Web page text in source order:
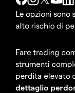
Le opzioni sono
alto rischio di
Fare trading
strumenti
perdita elevato
dettaglio